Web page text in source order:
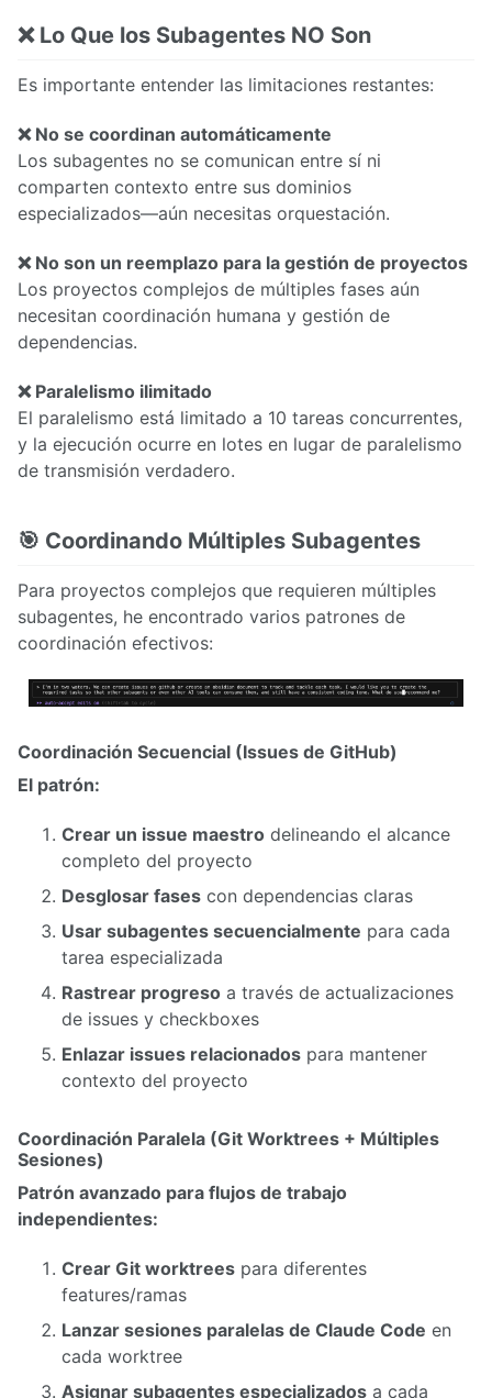
❌ Lo Que los Subagentes NO Son
Es importante entender las limitaciones restantes:
❌ No se coordinan automáticamente
Los subagentes no se comunican entre sí ni
comparten contexto entre sus dominios
especializados—aún necesitas orquestación.
❌ No son un reemplazo para la gestión de proyectos
Los proyectos complejos de múltiples fases aún
necesitan coordinación humana y gestión de
dependencias.
❌ Paralelismo ilimitado
El paralelismo está limitado a 10 tareas concurrentes,
y la ejecución ocurre en lotes en lugar de paralelismo
de transmisión verdadero.
🎯 Coordinando Múltiples Subagentes
Para proyectos complejos que requieren múltiples
subagentes, he encontrado varios patrones de
coordinación efectivos:
Coordinación Secuencial (Issues de GitHub)
El patrón:
Crear un issue maestro delineando el alcance
completo del proyecto
Desglosar fases con dependencias claras
Usar subagentes secuencialmente para cada
tarea especializada
Rastrear progreso a través de actualizaciones
de issues y checkboxes
Enlazar issues relacionados para mantener
contexto del proyecto
Coordinación Paralela (Git Worktrees + Múltiples
Sesiones)
Patrón avanzado para flujos de trabajo
independientes:
Crear Git worktrees para diferentes
features/ramas
Lanzar sesiones paralelas de Claude Code en
cada worktree
Asignar subagentes especializados a cada